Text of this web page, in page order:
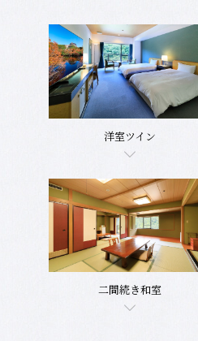
洋室ツイン
二間続き和室